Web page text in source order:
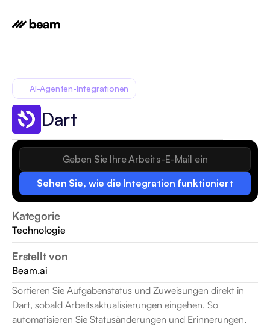
Sehen Sie, wie die Integration funktioniert
Kategorie
Technologie
Erstellt von
Beam.ai
AI-Agenten-Integrationen
Dart
Sortieren Sie Aufgabenstatus und Zuweisungen direkt in
Dart, sobald Arbeitsaktualisierungen eingehen. So
automatisieren Sie Statusänderungen und Erinnerungen,